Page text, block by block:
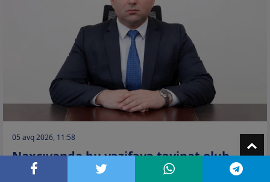
05 avq 2026, 11:58
Naxçıvanda bu vəzifəyə təyinat olub